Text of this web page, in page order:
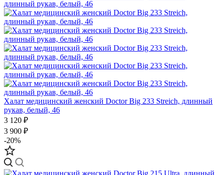
Халат медицинский женский Doctor Big 233 Streich, длинный
рукав, белый, 46
3 120 ₽
3 900 ₽
-20%